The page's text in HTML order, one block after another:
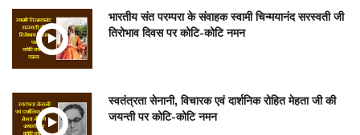
भारतीय संत परम्परा के संवाहक स्वामी चिन्मयानंद सरस्वती जी
तिरोभाव दिवस पर कोटि-कोटि नमन
स्वतंत्रता सेनानी, विचारक एवं दार्शनिक रोहित मेहता जी की
जयन्ती पर कोटि-कोटि नमन